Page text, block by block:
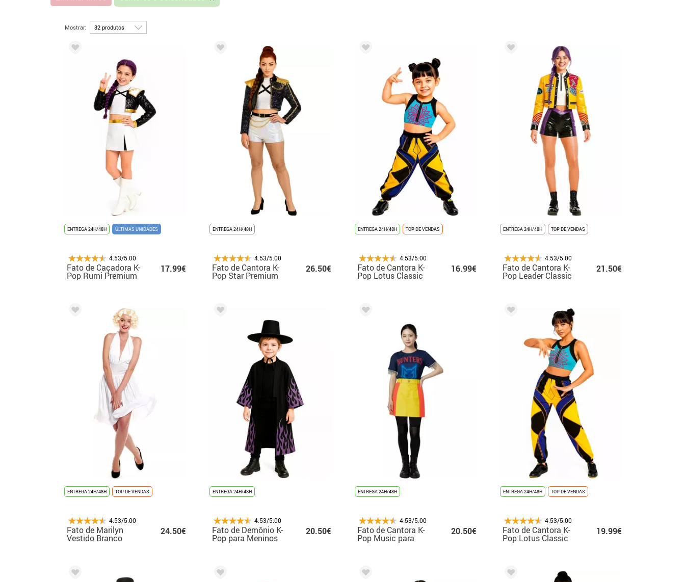
Mostrar:
ENTREGA 24H/48H ÚLTIMAS UNIDADES
4.53/5.00
Fato de Caçadora K-
Pop Rumi Premium
para menina
17.99€
ENTREGA 24H/48H
4.53/5.00
Fato de Cantora K-
Pop Star Premium
para mulher
26.50€
ENTREGA 24H/48H TOP DE VENDAS
4.53/5.00
Fato de Cantora K-
Pop Lotus Classic
para menina
16.99€
ENTREGA 24H/48H TOP DE VENDAS
4.53/5.00
Fato de Cantora K-
Pop Leader Classic
para mulher
21.50€
ENTREGA 24H/48H TOP DE VENDAS
4.53/5.00
Fato de Marilyn
Vestido Branco
24.50€
ENTREGA 24H/48H
4.53/5.00
Fato de Demônio K-
Pop para Meninos
20.50€
ENTREGA 24H/48H
4.53/5.00
Fato de Cantora K-
Pop Music para
adolescente
20.50€
ENTREGA 24H/48H TOP DE VENDAS
4.53/5.00
Fato de Cantora K-
Pop Lotus Classic
para mulher
19.99€